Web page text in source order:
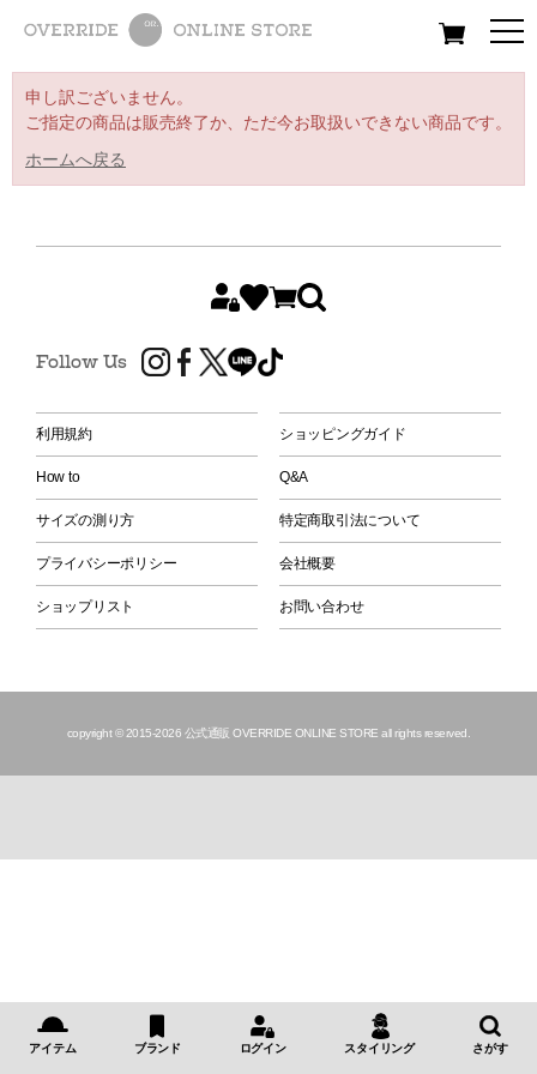
All Women Men
申し訳ございません。
ご指定の商品は販売終了か、ただ今お取扱いできない商品です。
ホームへ戻る
Follow Us
利用規約 ショッピングガイド
How to Q&A
サイズの測り方 特定商取引法について
プライバシーポリシー 会社概要
ショップリスト お問い合わせ
copyright © 2015-2026 公式通販 OVERRIDE ONLINE STORE all rights reserved.
アイテム ブランド ログイン スタイリング さがす